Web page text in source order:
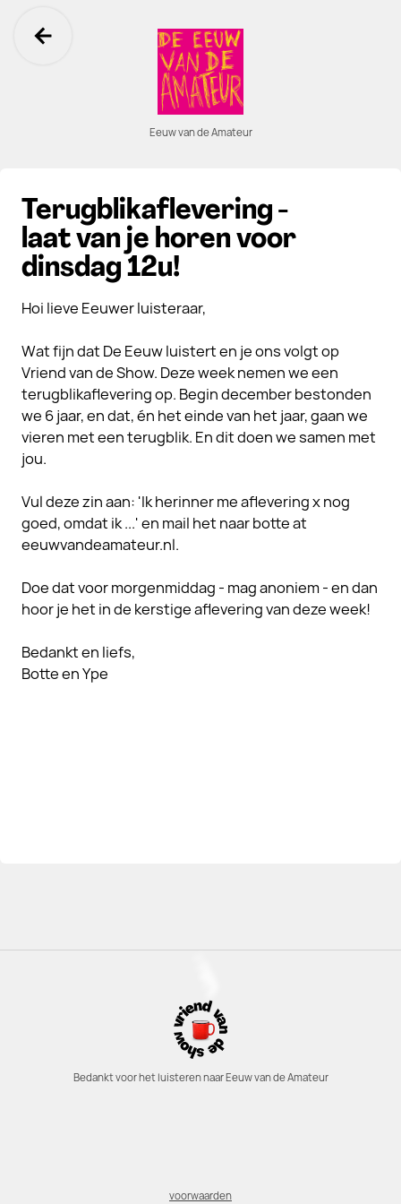
Ga terug
Eeuw van de Amateur
Terugblikaflevering -
laat van je horen voor
dinsdag 12u!
Hoi lieve Eeuwer luisteraar,
Wat fijn dat De Eeuw luistert en je ons volgt op
Vriend van de Show. Deze week nemen we een
terugblikaflevering op. Begin december bestonden
we 6 jaar, en dat, én het einde van het jaar, gaan we
vieren met een terugblik. En dit doen we samen met
jou.
Vul deze zin aan: 'Ik herinner me aflevering x nog
goed, omdat ik ...' en mail het naar botte at
eeuwvandeamateur.nl.
Doe dat voor morgenmiddag - mag anoniem - en dan
hoor je het in de kerstige aflevering van deze week!
Bedankt en liefs,
Botte en Ype
Bedankt voor het luisteren naar Eeuw van de Amateur
voorwaarden